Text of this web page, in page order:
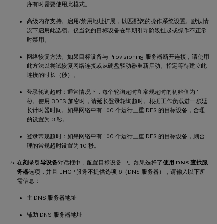
序有时需要使用此模式。
高级内存支持。启用/禁用地址扩展，以匹配您的操作系统设置。默认情
况下启用此选项。仅当您的目标设备在早期引导阶段挂起或操作不正常
时禁用。
网络恢复方法。如果目标设备与 Provisioning 服务器断开连接，请使用
此方法以尝试恢复网络连接或从硬盘驱动器重新启动。指定等待建立此
连接的时长（秒）。
登录轮询超时：通常情况下，每个轮询超时和常规超时的初始值为 1
秒。使用 3DES 加密时，请延长登录轮询超时。根据工作负载进一步延
长计时器时间。如果网络中有 100 个运行三重 DES 的目标设备，合理
的设置为 3 秒。
登录常规超时：如果网络中有 100 个运行三重 DES 的目标设备，则合
理的常规超时设置为 10 秒。
在刻录引导设备对话框中，配置目标设备 IP。如果选择了使用 DNS 查找服
务器选项，并且 DHCP 服务不提供选项 6（DNS 服务器），请输入以下所
需信息：
主 DNS 服务器地址
辅助 DNS 服务器地址